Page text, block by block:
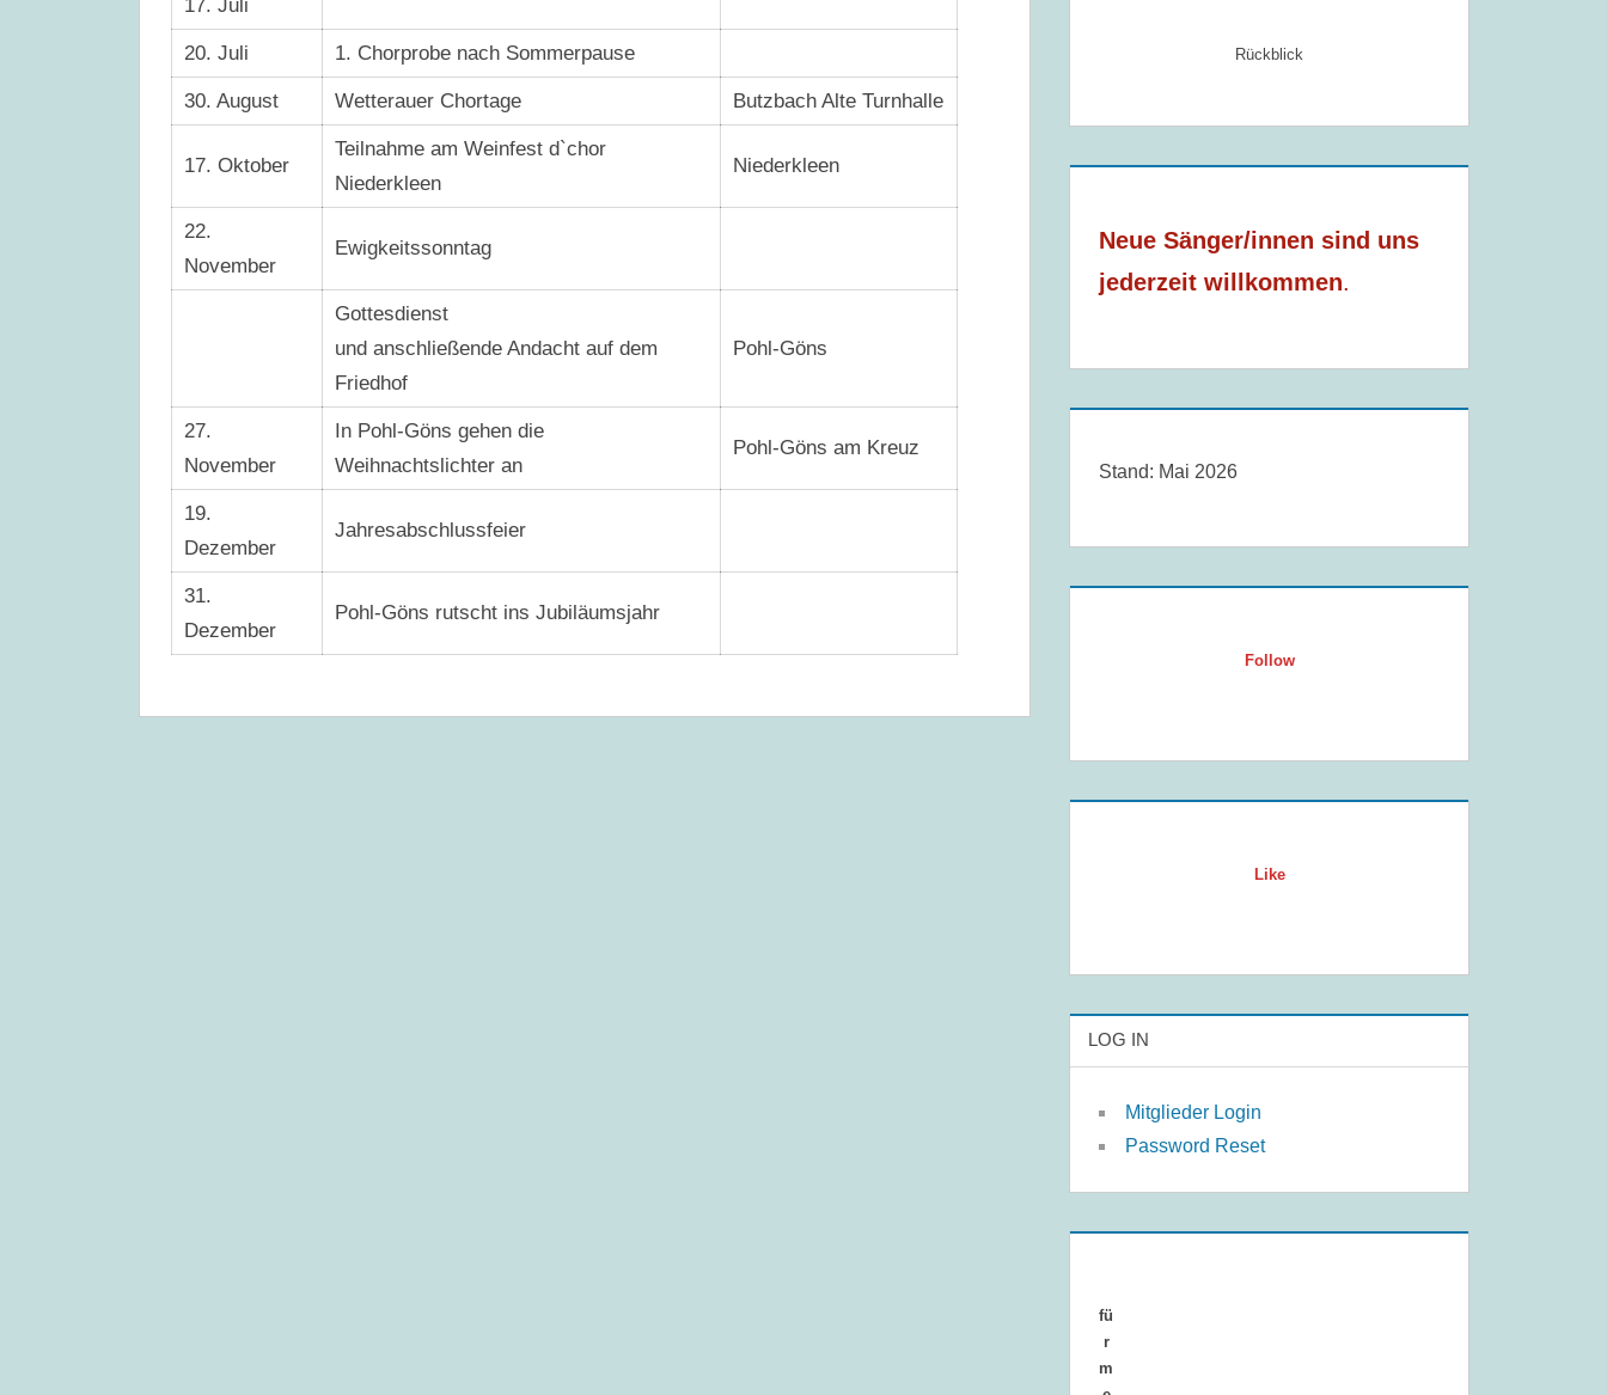
17. Juli
20. Juli 1. Chorprobe nach Sommerpause
30. August Wetterauer Chortage Butzbach Alte Turnhalle
17. Oktober
Teilnahme am Weinfest d`chor
Niederkleen
Niederkleen
22.
November
Ewigkeitssonntag
Gottesdienst
und anschließende Andacht auf dem
Friedhof
Pohl-Göns
27.
November
In Pohl-Göns gehen die
Weihnachtslichter an
Pohl-Göns am Kreuz
19.
Dezember
Jahresabschlussfeier
31.
Dezember
Pohl-Göns rutscht ins Jubiläumsjahr
Rückblick
Neue Sänger/innen sind uns
jederzeit willkommen.
Stand: Mai 2026
Follow
Like
LOG IN
Mitglieder Login
Password Reset
fü
r
m